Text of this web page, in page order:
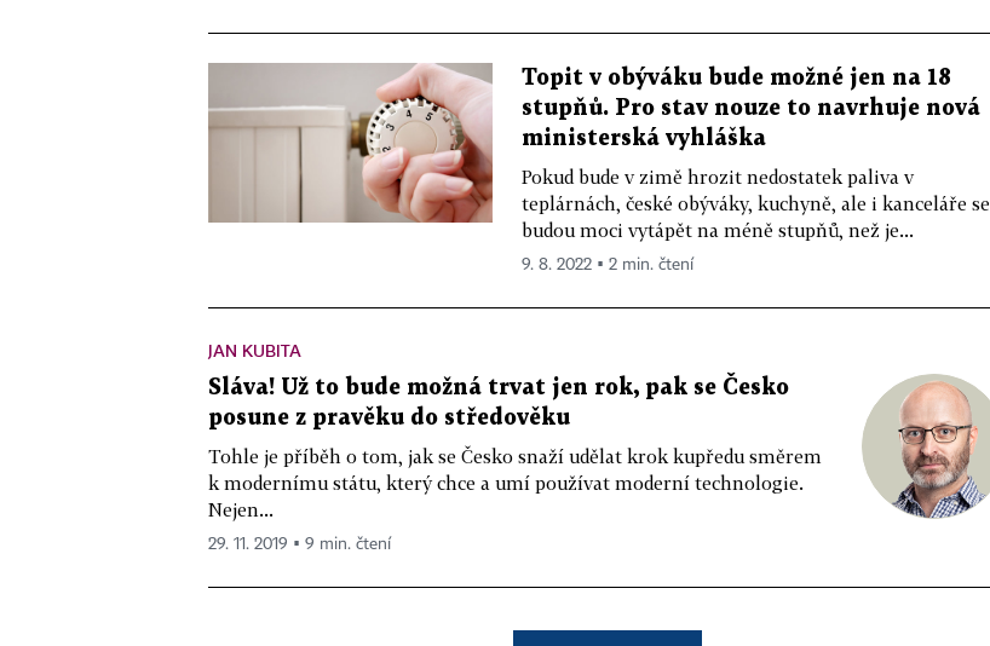
Topit v obýváku bude možné jen na 18
stupňů. Pro stav nouze to navrhuje nová
ministerská vyhláška
Pokud bude v zimě hrozit nedostatek paliva v
teplárnách, české obýváky, kuchyně, ale i kanceláře se
budou moci vytápět na méně stupňů, než je...
9. 8. 2022 ▪ 2 min. čtení
JAN KUBITA
Sláva! Už to bude možná trvat jen rok, pak se Česko
posune z pravěku do středověku
Tohle je příběh o tom, jak se Česko snaží udělat krok kupředu směrem
k modernímu státu, který chce a umí používat moderní technologie.
Nejen...
29. 11. 2019 ▪ 9 min. čtení